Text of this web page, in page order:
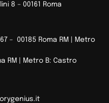
8 – 00161 Roma
– 00185 Roma RM |
Metro
RM | Metro B: Castro